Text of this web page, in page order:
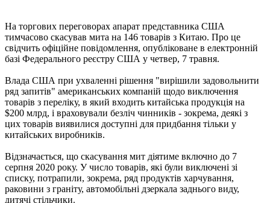
На торгових переговорах апарат представника США
тимчасово скасував мита на 146 товарів з Китаю. Про це
свідчить офіційне повідомлення, опубліковане в електронній
базі Федерального реєстру США у четвер, 7 травня.
Влада США при ухваленні рішення "вирішили задовольнити
ряд запитів" американських компаній щодо виключення
товарів з переліку, в який входить китайська продукція на
$200 млрд, і враховували безліч чинників - зокрема, деякі з
цих товарів виявилися доступні для придбання тільки у
китайських виробників.
Відзначається, що скасування мит діятиме включно до 7
серпня 2020 року. У число товарів, які були виключені зі
списку, потрапили, зокрема, ряд продуктів харчування,
раковини з граніту, автомобільні дзеркала заднього виду,
дитячі стільчики.